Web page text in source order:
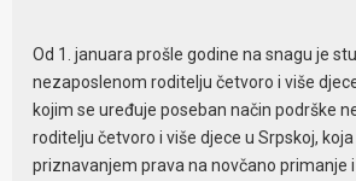
Od 1. januara prošle godine na snagu je
nezaposlenom roditelju četvoro i više
kojim se uređuje poseban način podrške
roditelju četvoro i više djece u Srpskoj,
priznavanjem prava na novčano primanje